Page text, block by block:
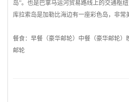
岛”。也是巴拿马运河贸易路线上的交通枢
库拉索岛是加勒比海边有一座彩色岛，非常
餐食：早餐（豪华邮轮）中餐（豪华邮轮）
邮轮